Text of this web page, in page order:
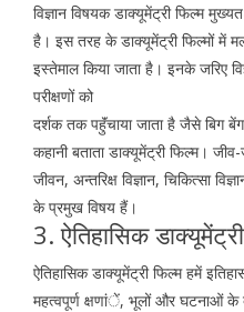
विज्ञान विषयक डाक्यूमेंट्री फिल्म
है। इस तरह के डाक्यूमेंट्री फिल्मों में
इस्तेमाल किया जाता है। इनके जरिए
परीक्षणों को
दर्शक तक पहुॅंचाया जाता है जैसे बिग
कहानी बताता डाक्यूमेंट्री फिल्म।
जीवन, अन्तरिक्ष विज्ञान, चिकित्सा
के प्रमुख विषय हैं।
3. ऐतिहासिक
ऐतिहासिक डाक्यूमेंट्री फिल्म हमें
महत्वपूर्ण क्षणांें, भूलों और घटनाओं के